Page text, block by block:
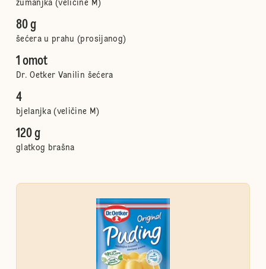
žumanjka (veličine M)
80 g
šećera u prahu (prosijanog)
1 omot
Dr. Oetker Vanilin šećera
4
bjelanjka (veličine M)
120 g
glatkog brašna